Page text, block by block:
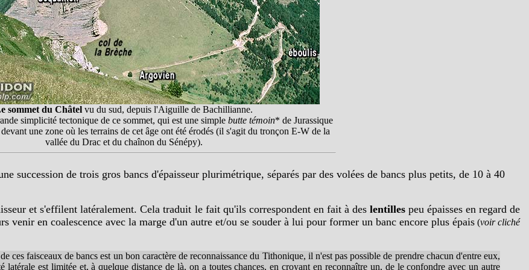
sommet du Châtel vu du sud, depuis l'Aiguille de Bachillianne.
simplicité tectonique de ce sommet, qui est une simple butte témoin* de Jurassique
une zone où les terrains de cet âge ont été érodés (il s'agit du tronçon E-W de la
vallée du Drac et du chaînon du Sénépy).
succession de trois gros bancs d'épaisseur plurimétrique, séparés par des volées de bancs plus petits, de 10 à 40
et s'effilent latéralement. Cela traduit le fait qu'ils correspondent en fait à des lentillespeu épaisses en regard de
venir en coalescence avec la marge d'un autre et/ou se souder à lui pour former un banc encore plus épais (voir cliché
ces faisceaux de bancs est un bon caractère de reconnaissance du Tithonique, il n'est pas possible de prendre chacun d'entre eux,
est limitée et, à quelque distance de là, on a toutes chances, en croyant en reconnaître un, de le confondre avec un autre